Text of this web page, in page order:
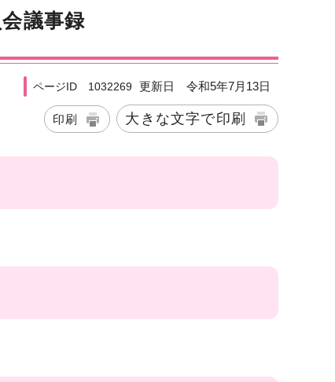
議事録
ページID 1032269 更新日 令和5年7月13日
印刷 大きな文字で印刷